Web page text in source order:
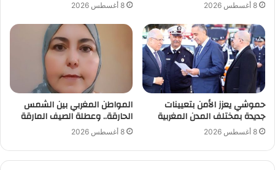
8 أغسطس 2026 8 أغسطس 2026
حموشي يعزز الأمن بتعيينات
جديدة بمختلف المدن المغربية
8 أغسطس 2026
المواطن المغربي بين الشمس
الحارقة.. وعطلة الصيف المارقة
8 أغسطس 2026